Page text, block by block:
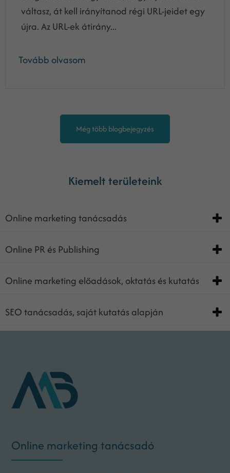
váltasz, át kell irányítanod régi URL-jeidet egy
újra. Az URL-ek átirány...
Tovább olvasom
Még több blogbejegyzés
Kiemelt területeink
Online marketing tanácsadás
Online PR és Publishing
Online marketing előadások, oktatás és kutatás
SEO tanácsadás, saját kutatás alapján
Online marketing tanácsadó